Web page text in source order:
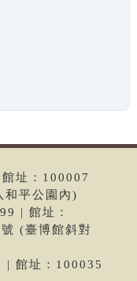
址：100007
和平公園內)
| 館址：
(臺博館斜對
| 館址：100035